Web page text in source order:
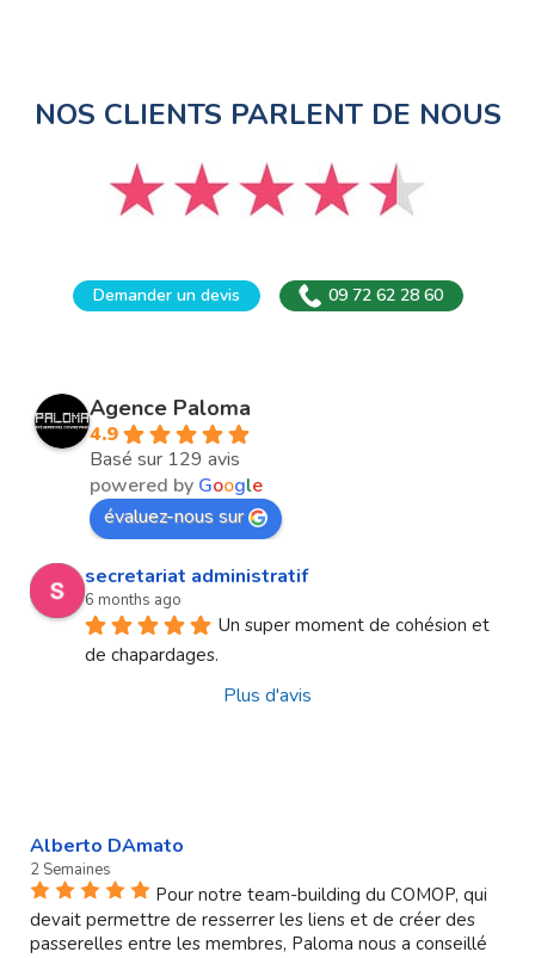
NOS CLIENTS PARLENT DE NOUS
Demander un devis 09 72 62 28 60
Agence Paloma
4.9
Basé sur 129 avis
powered by Google
évaluez-nous sur
secretariat administratif
6 months ago
Un super moment de cohésion et
de chapardages.
Plus d'avis
Alberto DAmato
2 Semaines
Pour notre team-building du COMOP, qui
devait permettre de resserrer les liens et de créer des
passerelles entre les membres, Paloma nous a conseillé